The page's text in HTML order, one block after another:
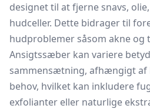
designet til at fjerne snavs,
hudceller. Dette bidrager til
hudproblemer såsom akne og
Ansigtssæber kan variere
sammensætning, afhængigt af
behov, hvilket kan inkludere
exfolianter eller naturlige